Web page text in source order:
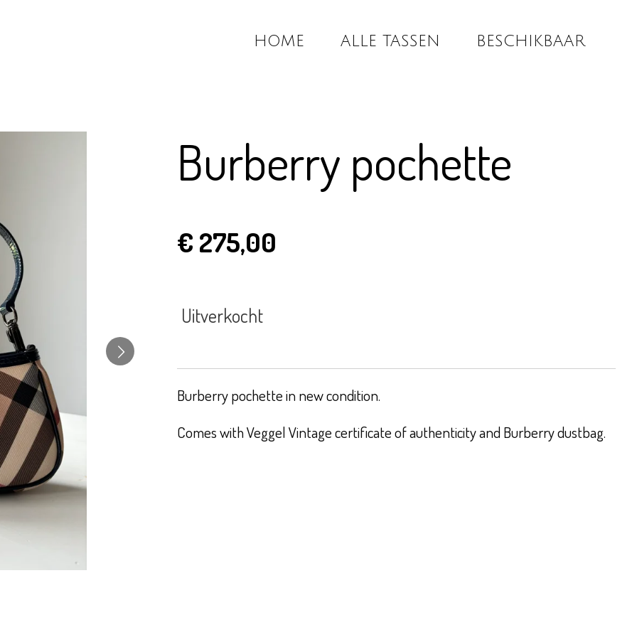
HOME ALLE TASSEN BESCHIKBAAR
Burberry pochette
€ 275,00
Uitverkocht
Burberry pochette in new condition.
Comes with Veggel Vintage certificate of authenticity and Burberry dustbag.